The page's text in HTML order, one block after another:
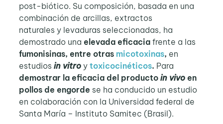
post-biótico. Su composición, basada en una
combinación de arcillas, extractos
naturales y levaduras seleccionadas, ha
demostrado una elevada eficaciafrente a las
fumonisinas, entre otras micotoxinas, en
estudios in vitroy toxicocinéticos. Para
demostrar la eficacia del producto in vivo en
pollos de engorde se ha conducido un estudio
en colaboración con la Universidad federal de
Santa María – Instituto Samitec (Brasil).